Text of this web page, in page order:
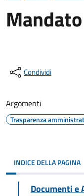
Condividi
Argomenti
Trasparenza
INDICE DELLA PAGINA
Documenti e